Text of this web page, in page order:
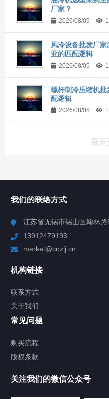
厂家？
2026/08/05 1
风冷设备批发厂
亚的匹配逻辑
2026/08/05 1
螺杆制冷压缩机
配逻辑
2026/08/05 1
展
Chiller高精度制冷循环器
TCU温度控制单元
Chiller气体控温系统
我们的联络方式
江苏省无锡市锡山区翰林路
13912479193
market@cnzlj.cn
机构链接
联系方式
关于我们
常见问题
购买流程
版权条款
关注我们的微信公众号